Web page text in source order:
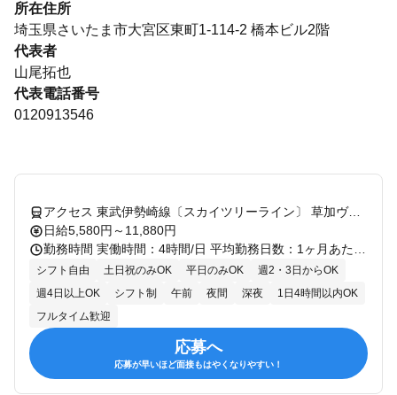
所在住所
埼玉県さいたま市大宮区東町1-114-2 橋本ビル2階
代表者
山尾拓也
代表電話番号
0120913546
アクセス 東武伊勢崎線〔スカイツリーライン〕 草加ヴァリエ改札口徒歩約6分、東武伊勢崎線〔スカイツリーライン〕 谷塚西口徒歩約18分、東武伊勢崎線〔スカイツリーライン〕 獨協大学前[草加松原]西口徒歩約27分 埼玉県草加市エリア（西川口駅、南鳩ヶ谷駅、新井宿駅、新越谷駅、草加駅、獨協大学前駅、谷塚駅、新田駅）
日給5,580円～11,880円
シフト自由 土日祝のみOK 平日のみOK
週2・3日からOK
週4日以上OK
シフト制 午前 夜間 深夜
1日4時間以内OK
フルタイム歓迎
応募へ
応募が早いほど面接もはやくなりやすい！